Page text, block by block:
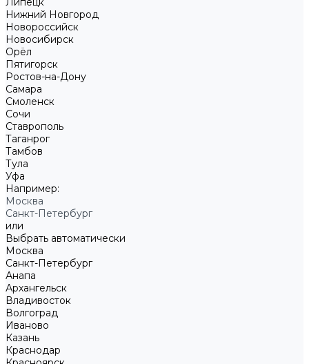
Нижний Новгород
Новороссийск
Новосибирск
Орёл
Пятигорск
Ростов-на-Дону
Самара
Смоленск
Сочи
Ставрополь
Таганрог
Тамбов
Тула
Уфа
Например:
Москва
Санкт-Петербург
или
Выбрать автоматически
Москва
Санкт-Петербург
Анапа
Архангельск
Владивосток
Волгоград
Иваново
Казань
Краснодар